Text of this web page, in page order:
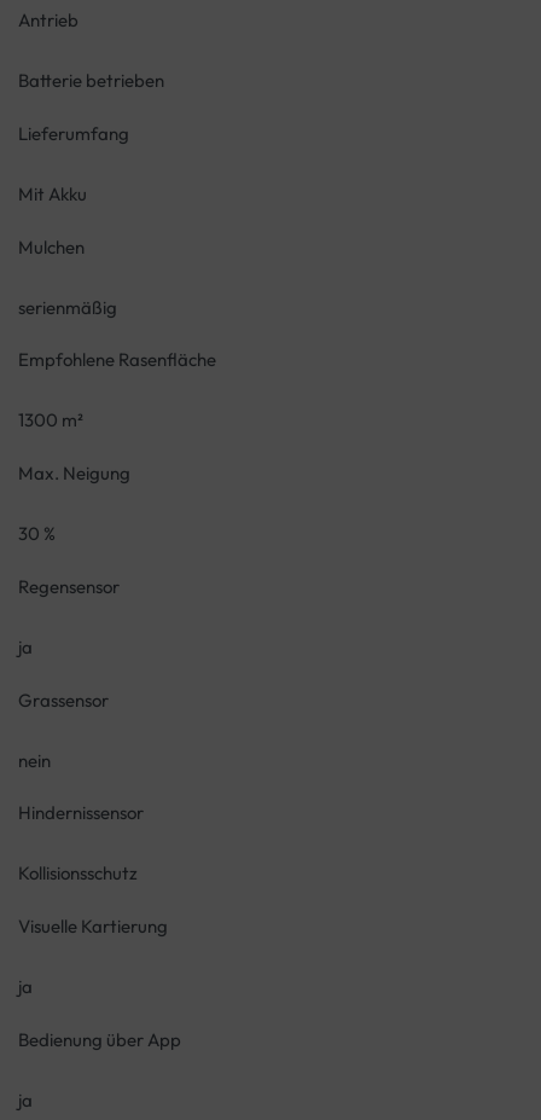
Antrieb
Batterie betrieben
Lieferumfang
Mit Akku
Mulchen
serienmäßig
Empfohlene Rasenfläche
1300 m²
Max. Neigung
30 %
Regensensor
ja
Grassensor
nein
Hindernissensor
Kollisionsschutz
Visuelle Kartierung
ja
Bedienung über App
ja